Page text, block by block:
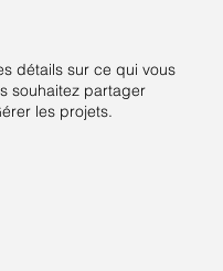
détails sur ce qui vous
souhaitez partager
les projets.